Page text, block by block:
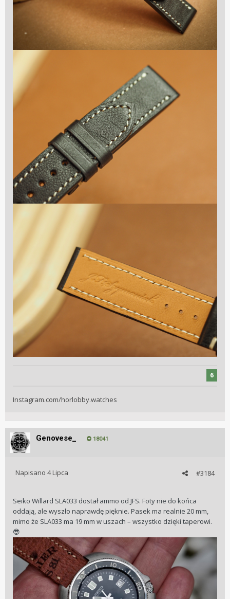
6
Instagram.com/horlobby.watches
Genovese_ 18041
#3184
Napisano 4 Lipca
Seiko Willard SLA033 dostał ammo od JFS. Foty nie do końca
oddają, ale wyszło naprawdę pięknie. Pasek ma realnie 20 mm,
mimo że SLA033 ma 19 mm w uszach – wszystko dzięki taperowi.
😎